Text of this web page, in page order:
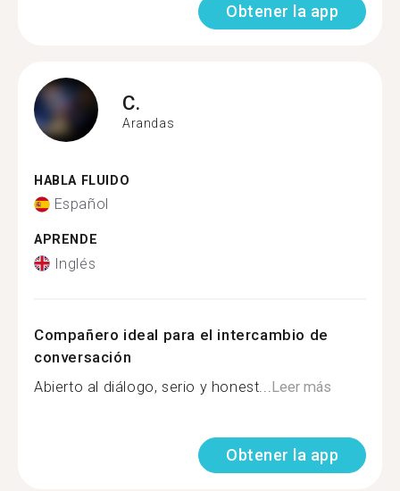
Obtener la app
C.
Arandas
HABLA FLUIDO
Español
APRENDE
Inglés
Compañero ideal para el intercambio de
conversación
Abierto al diálogo, serio y honest... Leer más
Obtener la app